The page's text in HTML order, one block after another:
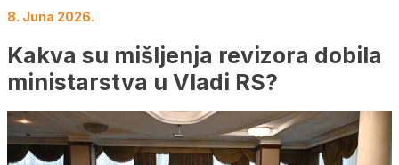
8. Juna 2026.
Kakva su mišljenja revizora dobila
ministarstva u Vladi RS?